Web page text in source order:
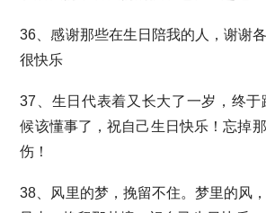
36、感谢那些在生日陪我的人，谢谢
很快乐
37、生日代表着又长大了一岁，终
候该懂事了，祝自己生日快乐！忘掉
伤！
38、风里的梦，挽留不住。梦里的风